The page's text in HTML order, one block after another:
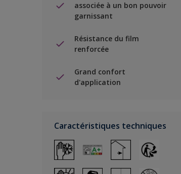
associée à un bon pouvoir
garnissant
Résistance du film
renforcée
Grand confort
d'application
Caractéristiques techniques